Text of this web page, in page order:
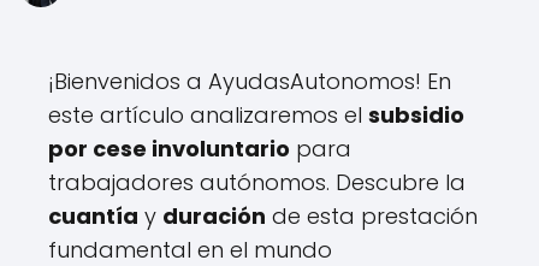
¡Bienvenidos a AyudasAutonomos! En
este artículo analizaremos el subsidio
por cese involuntario para
trabajadores autónomos. Descubre la
cuantía y duración de esta prestación
fundamental en el mundo